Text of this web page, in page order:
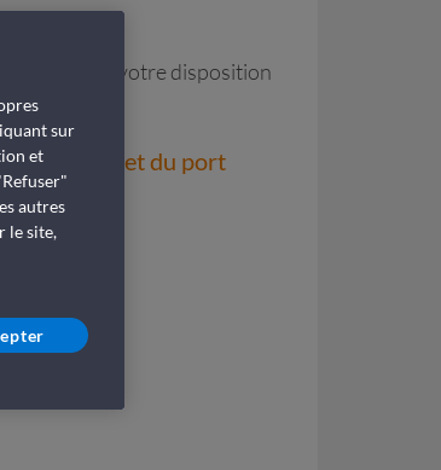
GNV met à votre disposition
billetterie et du port
sur
et
autres
le site,